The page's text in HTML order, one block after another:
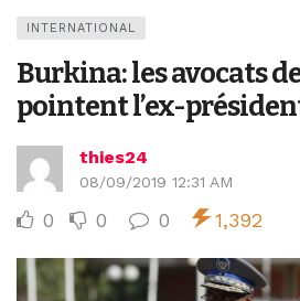
INTERNATIONAL
Burkina: les avocats
pointent l’ex-
thies24
08/09/2019 12:31 AM
0 0 0 1,392